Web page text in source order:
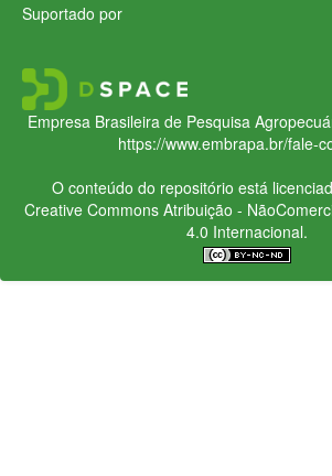
Suportado por
Empresa Brasileira de Pesquisa
https://www.embrapa.br/fale-
O conteúdo do repositório está
Creative CommonsAtribuição -
4.0 Internacional.